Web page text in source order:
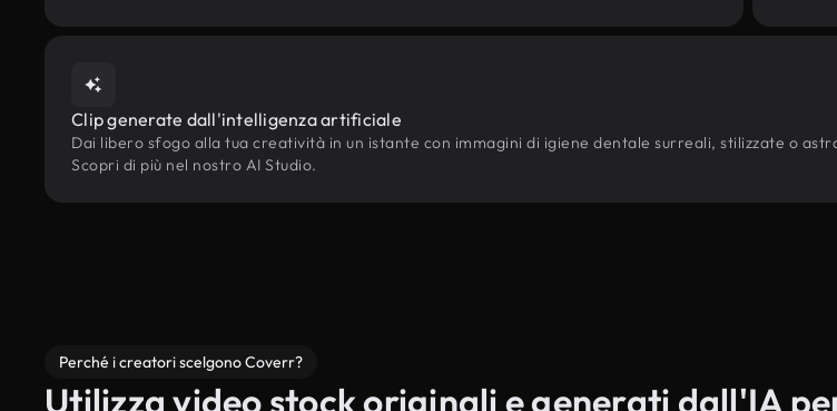
Clip generate dall'intelligenza artificiale
Dai libero sfogo alla tua creatività in un istante con immagini di igiene dentale surreali, stilizzate o
Scopri di più nel nostro AI Studio.
Perché i creatori scelgono Coverr?
Utilizza video stock originali e generati dall'IA